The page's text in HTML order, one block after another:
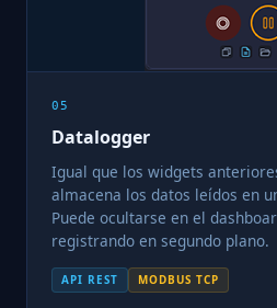
05
Datalogger
Igual que los widgets
almacena los datos leídos en
Puede ocultarse en el
registrando en segundo plano.
API REST MODBUS TCP